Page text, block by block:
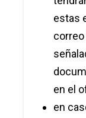
estas
en el
en